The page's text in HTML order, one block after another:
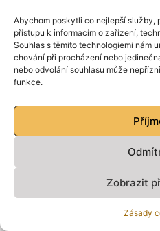
Abychom poskytli co nejlepší služby,
přístupu k informacím o zařízení,
Souhlas s těmito technologiemi nám
chování při procházení nebo
nebo odvolání souhlasu může
funkce.
Zobrazit
Zásady